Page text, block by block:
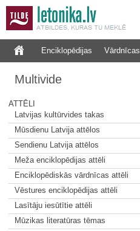
Enciklopēdijas Vārdnīcas
Multivide
ATTĒLI
Latvijas kultūrvides takas
Mūsdienu Latvija attēlos
Sendienu Latvija attēlos
Meža enciklopēdijas attēli
Enciklopēdiskās vārdnīcas attēli
Vēstures enciklopēdijas attēli
Lasītāju iesūtītie attēli
Mūzikas literatūras tēmas